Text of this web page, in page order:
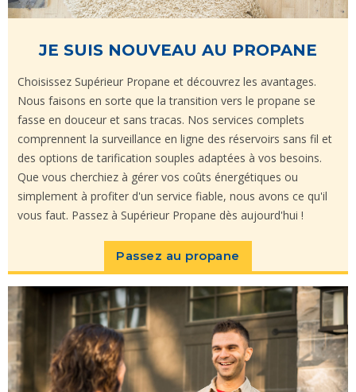
JE SUIS NOUVEAU AU PROPANE
Choisissez Supérieur Propane et découvrez les avantages.
Nous faisons en sorte que la transition vers le propane se
fasse en douceur et sans tracas. Nos services complets
comprennent la surveillance en ligne des réservoirs sans fil et
des options de tarification souples adaptées à vos besoins.
Que vous cherchiez à gérer vos coûts énergétiques ou
simplement à profiter d'un service fiable, nous avons ce qu'il
vous faut. Passez à Supérieur Propane dès aujourd'hui !
Passez au propane